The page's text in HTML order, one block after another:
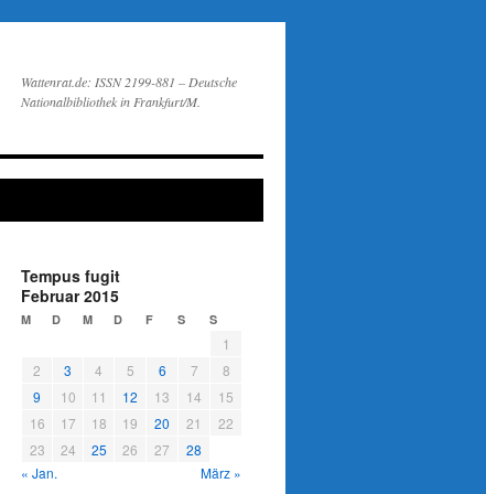
Wattenrat.de: ISSN 2199-881 – Deutsche
Nationalbibliothek in Frankfurt/M.
Tempus fugit
Februar 2015
M D M D F S S
1
2
3 4 5 6 7
8
9
10 11 12 13 14
15
16
17 18 19 20 21
22
23
24 25 26 27
28
« Jan.
März »